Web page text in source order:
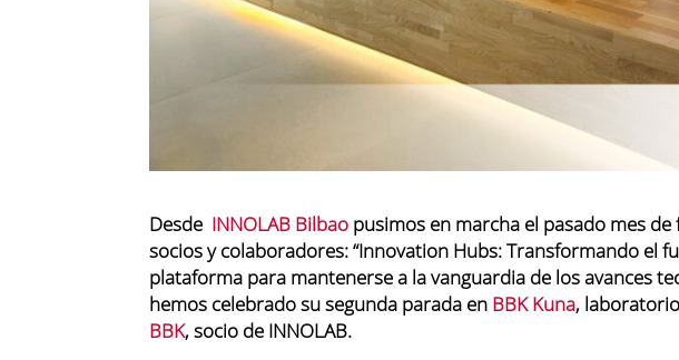
Desde INNOLAB Bilbao pusimos en marcha el pasado mes
socios y colaboradores:“Innovation Hubs: Transformando el
plataforma para mantenerse a la vanguardia de los avances
hemos celebrado su segunda parada en BBK Kuna,
BBK,socio de INNOLAB.